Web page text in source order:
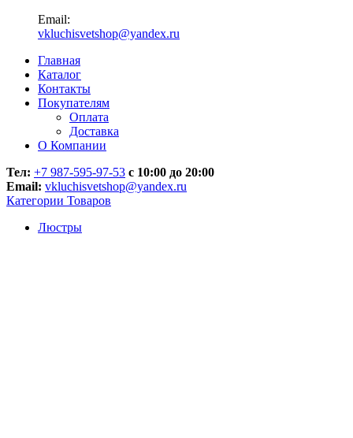
Email:
vkluchisvetshop@yandex.ru
Главная
Каталог
Контакты
Покупателям
Оплата
Доставка
О Компании
Тел: +7 987-595-97-53 с 10:00 до 20:00
Email: vkluchisvetshop@yandex.ru
Категории Товаров
Люстры